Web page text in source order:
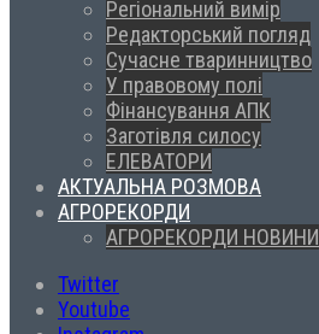
Регіональний вимір
Редакторський погляд
Сучасне тваринництво
У правовому полі
Фінансування АПК
Заготівля силосу
ЕЛЕВАТОРИ
АКТУАЛЬНА РОЗМОВА
АГРОРЕКОРДИ
АГРОРЕКОРДИ НОВИНИ
Twitter
Youtube